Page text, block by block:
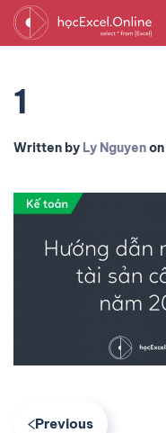
1
Written by Ly Nguyenon
Previous